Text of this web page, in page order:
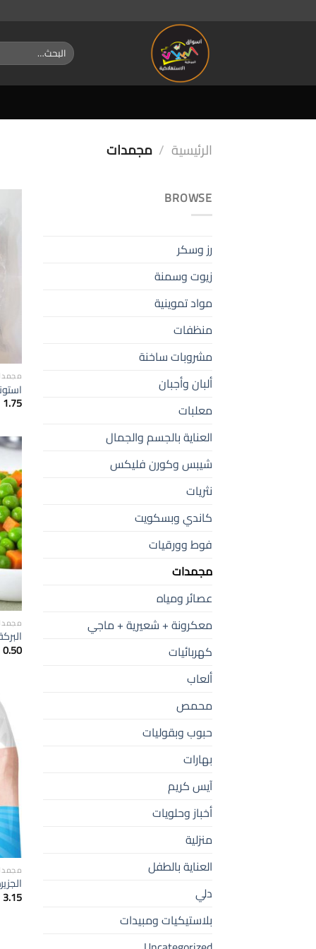
البحث
عن:
الرئيسية / مجمدات
BROWSE
رز وسكر
زيوت وسمنة
مواد تموينية
منظفات
مشروبات ساخنة
ألبان وأجبان
معلبات
العناية بالجسم والجمال
شيبس وكورن فليكس
نثريات
كاندي وبسكويت
فوط وورقيات
مجمدات
عصائر ومياه
معكرونة + شعيرية + ماجي
كهربائيات
ألعاب
محمص
حبوب وبقوليات
بهارات
آيس كريم
أخباز وحلويات
منزلية
العناية بالطفل
دلي
بلاستيكيات ومبيدات
1.75
البركة
0.50
3.15